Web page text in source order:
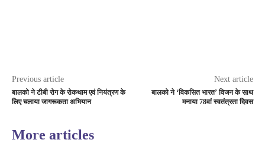
Previous article
बालको ने टीबी रोग के रोकथाम एवं नियंत्रण के
लिए चलाया जागरूकता अभियान
Next article
बालको ने ‘विकसित भारत’ विजन के साथ
मनाया 78वां स्वतंत्रता दिवस
More articles